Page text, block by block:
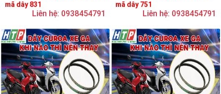
mã dây 831
Liên hệ: 0938454791
mã dây 751
Liên hệ: 0938454791